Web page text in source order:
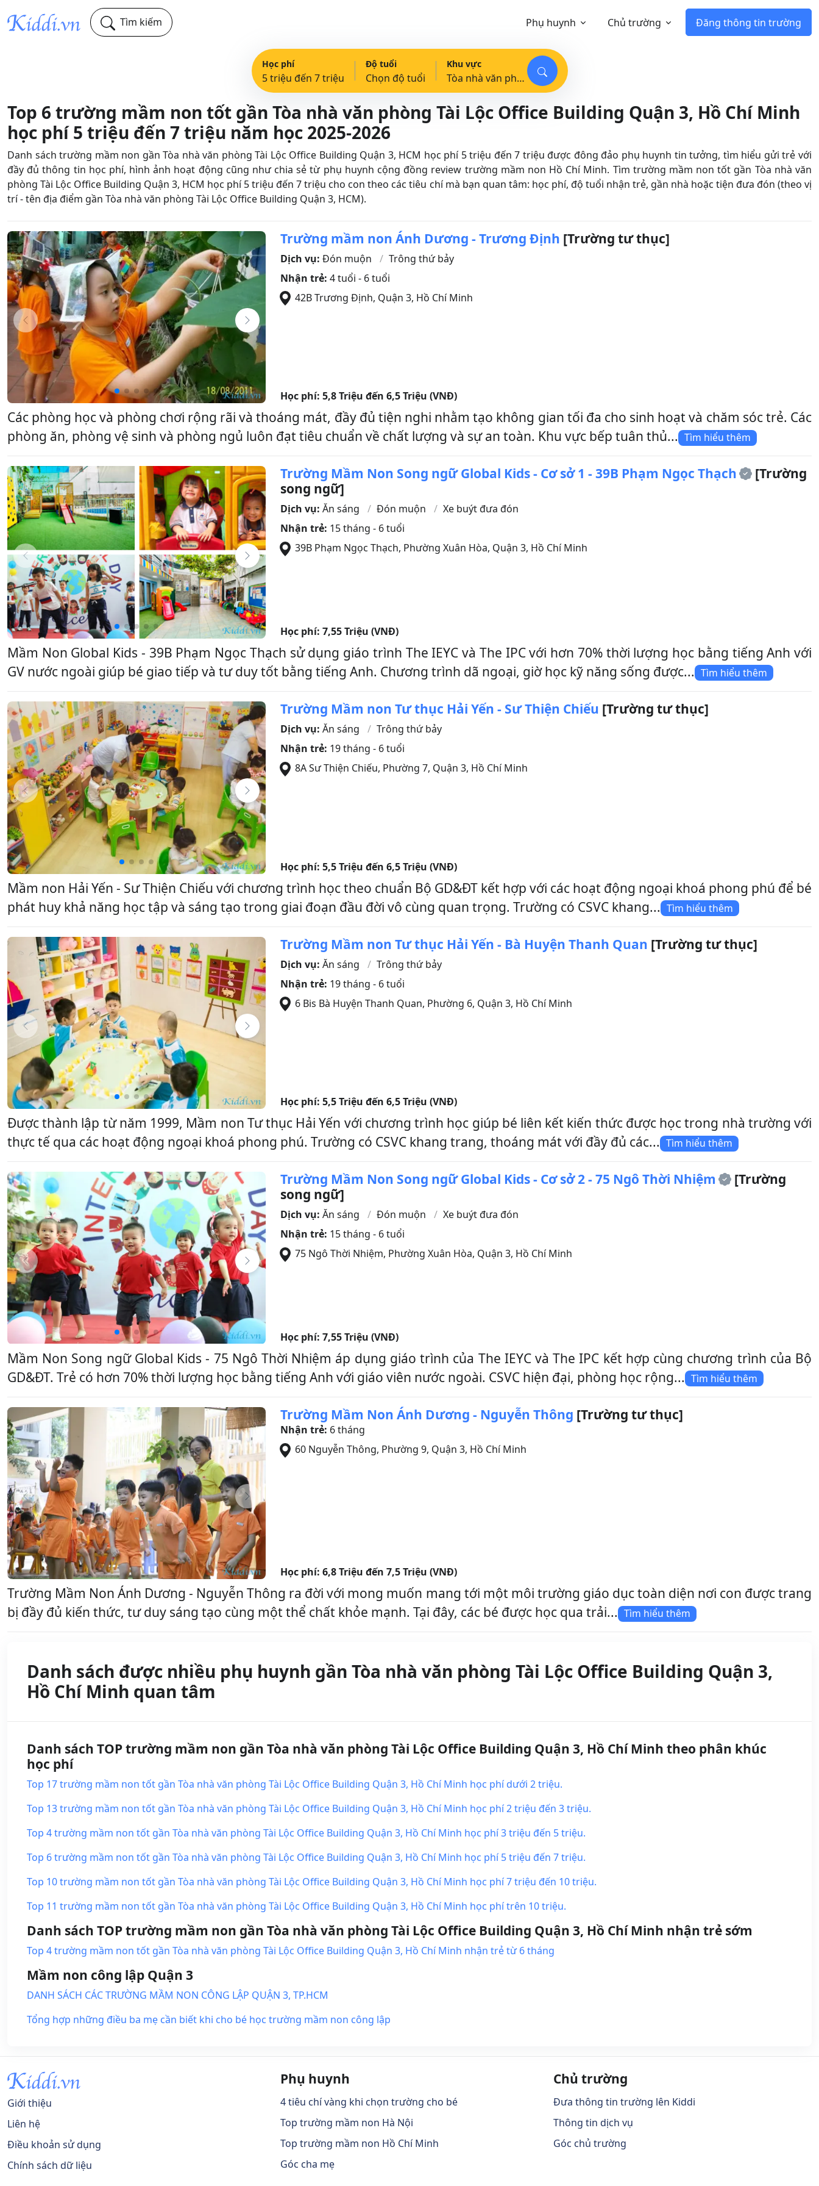
Tìm kiếm Phụ huynh Chủ trường Đăng thông tin trường
Học phí
5 triệu đến 7 triệu
Độ tuổi
Chọn độ tuổi
Khu vực
Tòa nhà văn phòng Tài Lộc Office Building, Quận 3, HCM
Top 6 trường mầm non tốt gần Tòa nhà văn phòng Tài Lộc Office Building Quận 3, Hồ Chí Minh
học phí 5 triệu đến 7 triệu năm học 2025-2026
Danh sách trường mầm non gần Tòa nhà văn phòng Tài Lộc Office Building Quận 3, HCM học phí 5 triệu đến 7 triệu được đông đảo phụ huynh tin tưởng, tìm hiểu gửi trẻ với
đầy đủ thông tin học phí, hình ảnh hoạt động cũng như chia sẻ từ phụ huynh cộng đồng review trường mầm non Hồ Chí Minh. Tìm trường mầm non tốt gần Tòa nhà văn
phòng Tài Lộc Office Building Quận 3, HCM học phí 5 triệu đến 7 triệu cho con theo các tiêu chí mà bạn quan tâm: học phí, độ tuổi nhận trẻ, gần nhà hoặc tiện đưa đón (theo vị
trí - tên địa điểm gần Tòa nhà văn phòng Tài Lộc Office Building Quận 3, HCM).
Trường mầm non Ánh Dương - Trương Định [Trường tư thục]
Dịch vụ: Đón muộn
Trông thứ bảy
Nhận trẻ: 4 tuổi - 6 tuổi
42B Trương Định, Quận 3, Hồ Chí Minh
Học phí: 5,8 Triệu đến 6,5 Triệu (VNĐ)
Các phòng học và phòng chơi rộng rãi và thoáng mát, đầy đủ tiện nghi nhằm tạo không gian tối đa cho sinh hoạt và chăm sóc trẻ. Các
phòng ăn, phòng vệ sinh và phòng ngủ luôn đạt tiêu chuẩn về chất lượng và sự an toàn. Khu vực bếp tuân thủ... Tìm hiểu thêm
Trường Mầm Non Song ngữ Global Kids - Cơ sở 1 - 39B Phạm Ngọc Thạch
[Trường
song ngữ]
Dịch vụ: Ăn sáng Đón muộn
Xe buýt đưa đón
Nhận trẻ: 15 tháng - 6 tuổi
39B Phạm Ngọc Thạch, Phường Xuân Hòa, Quận 3, Hồ Chí Minh
Học phí: 7,55 Triệu (VNĐ)
Mầm Non Global Kids - 39B Phạm Ngọc Thạch sử dụng giáo trình The IEYC và The IPC với hơn 70% thời lượng học bằng tiếng Anh với
GV nước ngoài giúp bé giao tiếp và tư duy tốt bằng tiếng Anh. Chương trình dã ngoại, giờ học kỹ năng sống được... Tìm hiểu thêm
Trường Mầm non Tư thục Hải Yến - Sư Thiện Chiếu [Trường tư thục]
Dịch vụ: Ăn sáng
Trông thứ bảy
Nhận trẻ: 19 tháng - 6 tuổi
8A Sư Thiện Chiếu, Phường 7, Quận 3, Hồ Chí Minh
Học phí: 5,5 Triệu đến 6,5 Triệu (VNĐ)
Mầm non Hải Yến - Sư Thiện Chiếu với chương trình học theo chuẩn Bộ GD&ĐT kết hợp với các hoạt động ngoại khoá phong phú để bé
phát huy khả năng học tập và sáng tạo trong giai đoạn đầu đời vô cùng quan trọng. Trường có CSVC khang... Tìm hiểu thêm
Trường Mầm non Tư thục Hải Yến - Bà Huyện Thanh Quan [Trường tư thục]
Dịch vụ: Ăn sáng
Trông thứ bảy
Nhận trẻ: 19 tháng - 6 tuổi
6 Bis Bà Huyện Thanh Quan, Phường 6, Quận 3, Hồ Chí Minh
Học phí: 5,5 Triệu đến 6,5 Triệu (VNĐ)
Được thành lập từ năm 1999, Mầm non Tư thục Hải Yến với chương trình học giúp bé liên kết kiến thức được học trong nhà trường với
thực tế qua các hoạt động ngoại khoá phong phú. Trường có CSVC khang trang, thoáng mát với đầy đủ các... Tìm hiểu thêm
Trường Mầm Non Song ngữ Global Kids - Cơ sở 2 - 75 Ngô Thời Nhiệm
[Trường
song ngữ]
Dịch vụ: Ăn sáng Đón muộn
Xe buýt đưa đón
Nhận trẻ: 15 tháng - 6 tuổi
75 Ngô Thời Nhiệm, Phường Xuân Hòa, Quận 3, Hồ Chí Minh
Học phí: 7,55 Triệu (VNĐ)
Mầm Non Song ngữ Global Kids - 75 Ngô Thời Nhiệm áp dụng giáo trình của The IEYC và The IPC kết hợp cùng chương trình của Bộ
GD&ĐT. Trẻ có hơn 70% thời lượng học bằng tiếng Anh với giáo viên nước ngoài. CSVC hiện đại, phòng học rộng... Tìm hiểu thêm
Trường Mầm Non Ánh Dương - Nguyễn Thông [Trường tư thục]
Nhận trẻ: 6 tháng
60 Nguyễn Thông, Phường 9, Quận 3, Hồ Chí Minh
Học phí: 6,8 Triệu đến 7,5 Triệu (VNĐ)
Trường Mầm Non Ánh Dương - Nguyễn Thông ra đời với mong muốn mang tới một môi trường giáo dục toàn diện nơi con được trang
bị đầy đủ kiến thức, tư duy sáng tạo cùng một thể chất khỏe mạnh. Tại đây, các bé được học qua trải... Tìm hiểu thêm
Danh sách được nhiều phụ huynh gần Tòa nhà văn phòng Tài Lộc Office Building Quận 3,
Hồ Chí Minh quan tâm
Danh sách TOP trường mầm non gần Tòa nhà văn phòng Tài Lộc Office Building Quận 3, Hồ Chí Minh theo phân khúc
học phí
Top 17 trường mầm non tốt gần Tòa nhà văn phòng Tài Lộc Office Building Quận 3, Hồ Chí Minh học phí dưới 2 triệu.
Top 13 trường mầm non tốt gần Tòa nhà văn phòng Tài Lộc Office Building Quận 3, Hồ Chí Minh học phí 2 triệu đến 3 triệu.
Top 4 trường mầm non tốt gần Tòa nhà văn phòng Tài Lộc Office Building Quận 3, Hồ Chí Minh học phí 3 triệu đến 5 triệu.
Top 6 trường mầm non tốt gần Tòa nhà văn phòng Tài Lộc Office Building Quận 3, Hồ Chí Minh học phí 5 triệu đến 7 triệu.
Top 10 trường mầm non tốt gần Tòa nhà văn phòng Tài Lộc Office Building Quận 3, Hồ Chí Minh học phí 7 triệu đến 10 triệu.
Top 11 trường mầm non tốt gần Tòa nhà văn phòng Tài Lộc Office Building Quận 3, Hồ Chí Minh học phí trên 10 triệu.
Danh sách TOP trường mầm non gần Tòa nhà văn phòng Tài Lộc Office Building Quận 3, Hồ Chí Minh nhận trẻ sớm
Top 4 trường mầm non tốt gần Tòa nhà văn phòng Tài Lộc Office Building Quận 3, Hồ Chí Minh nhận trẻ từ 6 tháng
Mầm non công lập Quận 3
DANH SÁCH CÁC TRƯỜNG MẦM NON CÔNG LẬP QUẬN 3, TP.HCM
Tổng hợp những điều ba mẹ cần biết khi cho bé học trường mầm non công lập
Giới thiệu
Liên hệ
Điều khoản sử dụng
Chính sách dữ liệu
Phụ huynh
4 tiêu chí vàng khi chọn trường cho bé
Top trường mầm non Hà Nội
Top trường mầm non Hồ Chí Minh
Góc cha mẹ
Chủ trường
Đưa thông tin trường lên Kiddi
Thông tin dịch vụ
Góc chủ trường